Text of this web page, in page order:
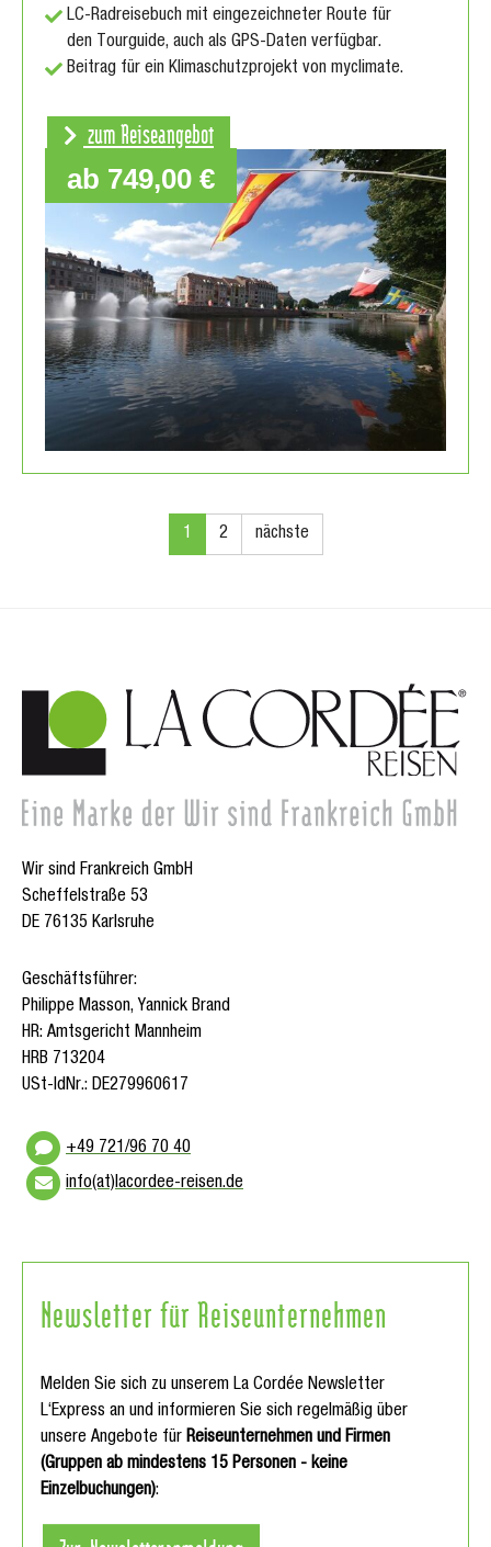
LC-Radreisebuch mit eingezeichneter Route für
den Tourguide, auch als GPS-Daten verfügbar.
Beitrag für ein Klimaschutzprojekt von myclimate.
zum Reiseangebot
ab 749,00 €
1 2 nächste
Wir sind Frankreich GmbH
Scheffelstraße 53
DE 76135 Karlsruhe
Geschäftsführer:
Philippe Masson, Yannick Brand
HR: Amtsgericht Mannheim
HRB 713204
USt-IdNr.: DE279960617
+49 721/96 70 40
info(at)lacordee-reisen.de
Newsletter für Reiseunternehmen
Melden Sie sich zu unserem La Cordée Newsletter
L‘Express an und informieren Sie sich regelmäßig über
unsere Angebote für Reiseunternehmen und Firmen
(Gruppen ab mindestens 15 Personen - keine
Einzelbuchungen):